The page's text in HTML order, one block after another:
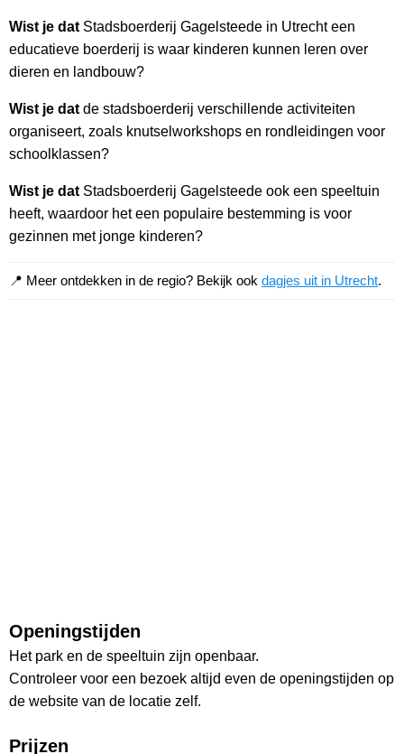
Wist je dat Stadsboerderij Gagelsteede in Utrecht een
educatieve boerderij is waar kinderen kunnen leren over
dieren en landbouw?
Wist je dat de stadsboerderij verschillende activiteiten
organiseert, zoals knutselworkshops en rondleidingen voor
schoolklassen?
Wist je dat Stadsboerderij Gagelsteede ook een speeltuin
heeft, waardoor het een populaire bestemming is voor
gezinnen met jonge kinderen?
📍 Meer ontdekken in de regio? Bekijk ook dagjes uit in Utrecht.
Openingstijden
Het park en de speeltuin zijn openbaar.
Controleer voor een bezoek altijd even de openingstijden op
de website van de locatie zelf.
Prijzen